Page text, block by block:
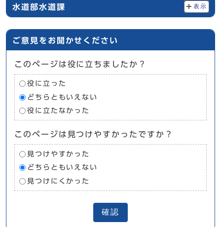
水道部水道課 表示
ご意見をお聞かせください
このページは役に立ちましたか？
役に立った
どちらともいえない
役に立たなかった
このページは見つけやすかったですか？
見つけやすかった
どちらともいえない
見つけにくかった
確認